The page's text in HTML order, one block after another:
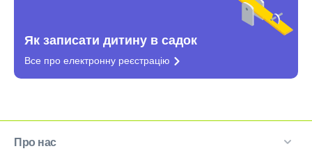
Як записати дитину в садок
Все про електронну реєстрацію
Про нас